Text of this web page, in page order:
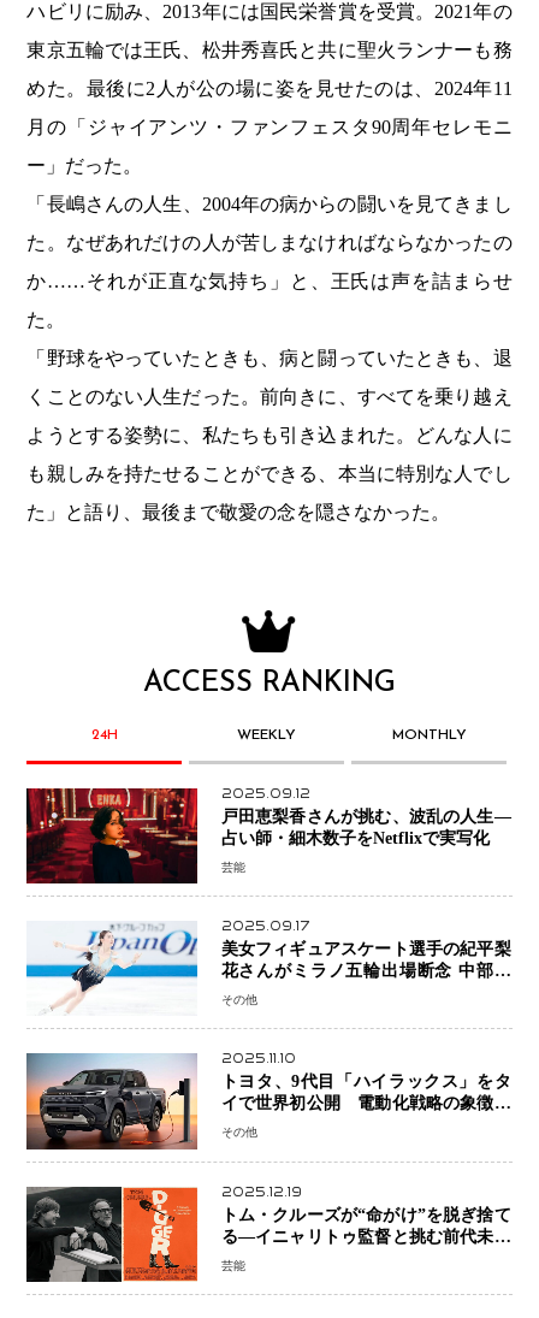
ハビリに励み、2013年には国民栄誉賞を受賞。2021年の
東京五輪では王氏、松井秀喜氏と共に聖火ランナーも務
めた。最後に2人が公の場に姿を見せたのは、2024年11
月の「ジャイアンツ・ファンフェスタ90周年セレモニ
ー」だった。
「長嶋さんの人生、2004年の病からの闘いを見てきまし
た。なぜあれだけの人が苦しまなければならなかったの
か……それが正直な気持ち」と、王氏は声を詰まらせ
た。
「野球をやっていたときも、病と闘っていたときも、退
くことのない人生だった。前向きに、すべてを乗り越え
ようとする姿勢に、私たちも引き込まれた。どんな人に
も親しみを持たせることができる、本当に特別な人でし
た」と語り、最後まで敬愛の念を隠さなかった。
ACCESS RANKING
24H WEEKLY MONTHLY
2025.09.12
戸田恵梨香さんが挑む、波乱の人生―
占い師・細木数子をNetflixで実写化
芸能
2025.09.17
美女フィギュアスケート選手の紀平梨
花さんがミラノ五輪出場断念 中部選
手権欠場を発表「安全最優先の判断」
その他
2025.11.10
トヨタ、9代目「ハイラックス」をタ
イで世界初公開 電動化戦略の象徴と
なるBEVモデルを初設定
その他
2025.12.19
トム・クルーズが“命がけ”を脱ぎ捨て
る―イニャリトゥ監督と挑む前代未聞
の大惨事コメディ「DIGGER ディガ
芸能